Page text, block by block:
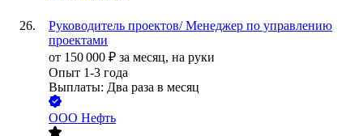
Руководитель проектов/ Менеджер по управлению
проектами
от 150 000 ₽ за месяц, на руки
Опыт 1-3 года
Выплаты: Два раза в месяц
ООО Нефть